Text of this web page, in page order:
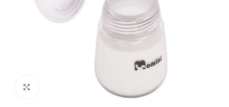
Spustelėkite, kad padidintumėte